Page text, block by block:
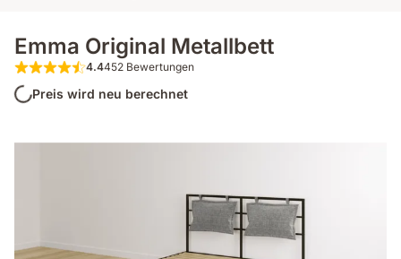
Emma Original Metallbett
4.4 von 5 Sternen 452 Bewertungen
4.4452 Bewertungen
Preis wird neu berechnet